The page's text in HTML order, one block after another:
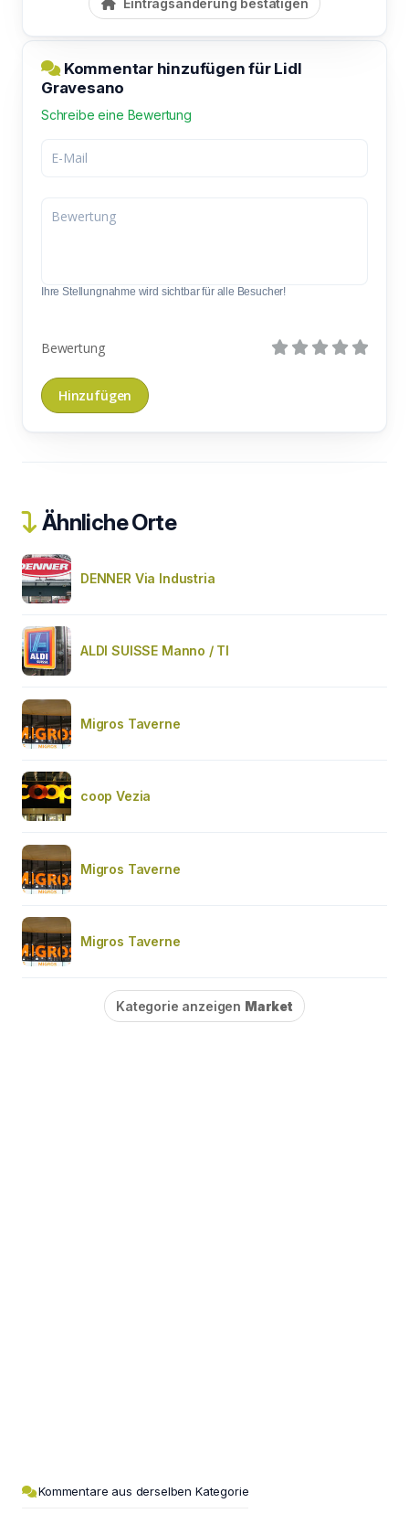
Kommentar hinzufügen für Lidl
Gravesano
Schreibe eine Bewertung
Ihre Stellungnahme wird sichtbar für alle Besucher!
Bewertung
Ähnliche Orte
DENNER Via Industria
ALDI SUISSE Manno / TI
Migros Taverne
coop Vezia
Migros Taverne
Migros Taverne
Kategorie anzeigen Market
Kommentare aus derselben Kategorie